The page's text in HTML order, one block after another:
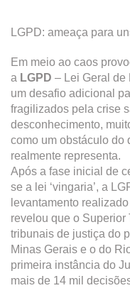
LGPD: ameaça para
Em meio ao caos
a LGPD – Lei Geral de
um desafio adicional
fragilizados pela crise
desconhecimento,
como um obstáculo do
realmente representa.
Após a fase inicial de
se a lei ‘vingaria’, a
levantamento
revelou que o Superior
tribunais de justiça do
Minas Gerais e o do
primeira instância do
mais de 14 mil